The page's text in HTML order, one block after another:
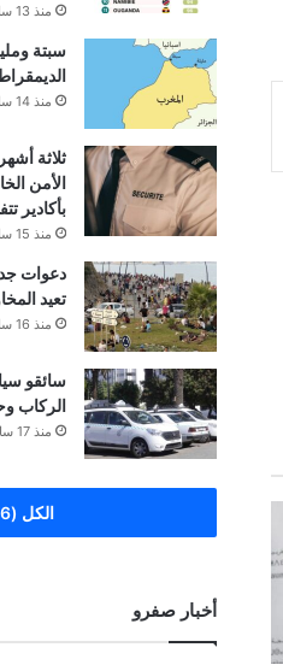
منذ 13 ساعة
سبتة
منذ 14 ساعة
ثلاثة
الأمن
بأكادير
منذ 15 ساعة
دعوات
تعيد
منذ 16 ساعة
سائقو
الركاب
منذ 17 ساعة
الكل (8146)
أخبار صفرو